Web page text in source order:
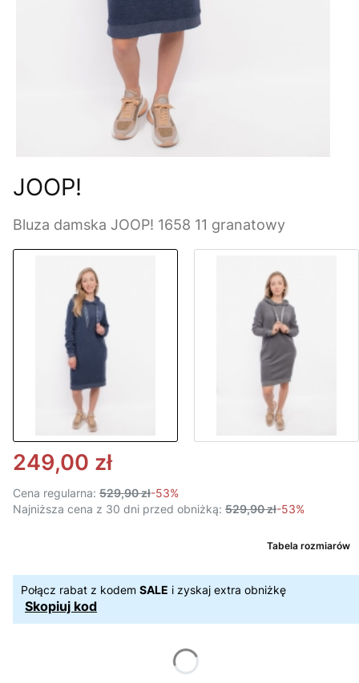
JOOP!
Bluza damska JOOP! 1658 11 granatowy
249,00 zł
Cena regularna: 529,90 zł-53%
Najniższa cena z 30 dni przed obniżką: 529,90 zł-53%
Tabela rozmiarów
Połącz rabat z kodem SALE i zyskaj extra obniżkę
Skopiuj kod